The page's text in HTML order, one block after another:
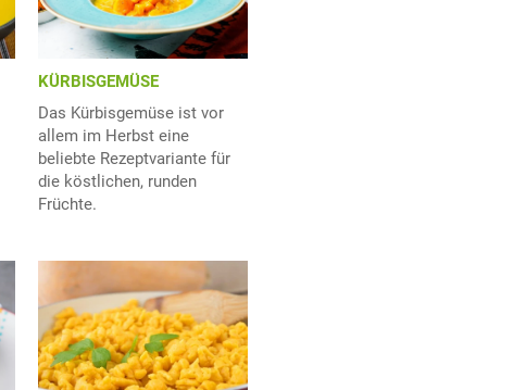
KÜRBISGEMÜSE
Das Kürbisgemüse ist vor
allem im Herbst eine
beliebte Rezeptvariante für
die köstlichen, runden
Früchte.